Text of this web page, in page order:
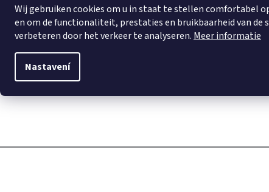
Wij gebruiken cookies om u in staat te stellen comfortabel
en om de functionaliteit, prestaties en bruikbaarheid van de
verbeteren door het verkeer te analyseren. Meer informatie
Nastavení
50x60 cm
DETAIL